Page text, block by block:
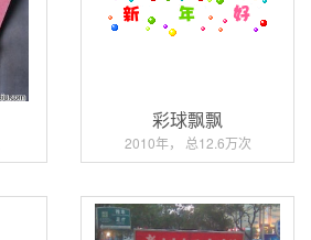
彩球飘飘
2010年， 总12.6万次